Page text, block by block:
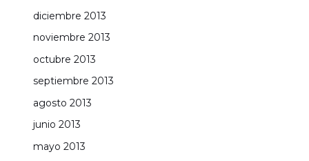
diciembre 2013
noviembre 2013
octubre 2013
septiembre 2013
agosto 2013
junio 2013
mayo 2013